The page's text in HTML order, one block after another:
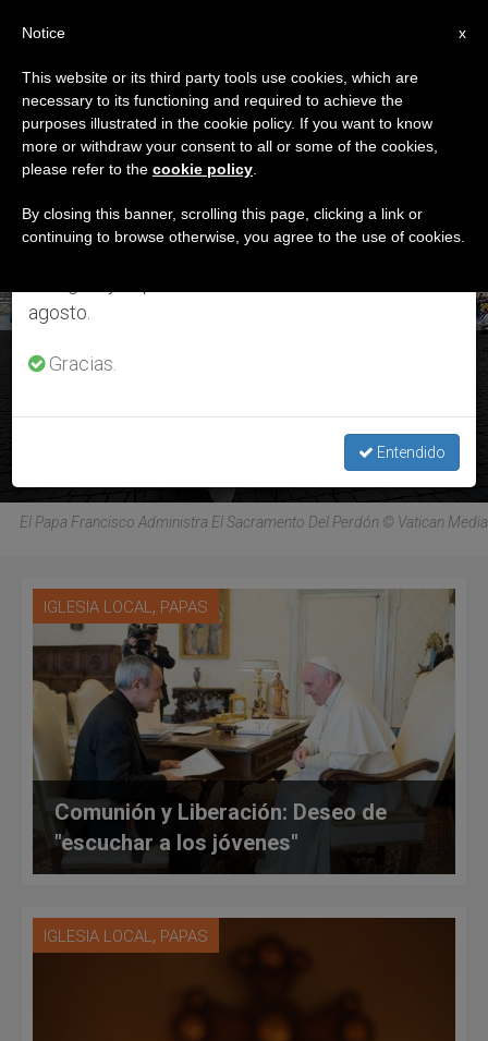
DÍA
Febrero 6th, 2018
ÚLTIMAS NOTICIAS
"¿Cómo se enfría en nosotros la caridad?"
El Papa Francisco Administra El Sacramento Del Perdón © Vatican Media
IGLESIA LOCAL, PAPAS
Comunión y Liberación: Deseo de
"escuchar a los jóvenes"
IGLESIA LOCAL, PAPAS
×
Aviso importante
Del 27 de julio al 7 de agosto haremos la pausa
anual, aprovechando que en el periodo de verano
se generan menos informaciones y también el
agosto.
Gracias.
Entendido
x
Notice
This website or its third party tools use cookies, which are
necessary to its functioning and required to achieve the
purposes illustrated in the cookie policy. If you want to know
more or withdraw your consent to all or some of the cookies,
please refer to the cookie policy
By closing this banner, scrolling this page, clicking a link or
continuing to browse otherwise, you agree to the use of cookies.